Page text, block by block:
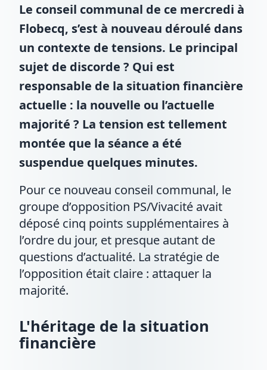
Le conseil communal de ce mercredi à
Flobecq, s’est à nouveau déroulé dans
un contexte de tensions. Le principal
sujet de discorde ? Qui est
responsable de la situation financière
actuelle : la nouvelle ou l’actuelle
majorité ? La tension est tellement
montée que la séance a été
suspendue quelques minutes.
Pour ce nouveau conseil communal, le
groupe d’opposition PS/Vivacité avait
déposé cinq points supplémentaires à
l’ordre du jour, et presque autant de
questions d’actualité. La stratégie de
l’opposition était claire : attaquer la
majorité.
L'héritage de la situation
financière